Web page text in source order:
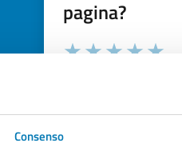
Consenso
pagina?
Valuta la chiarezza delle
Seleziona il